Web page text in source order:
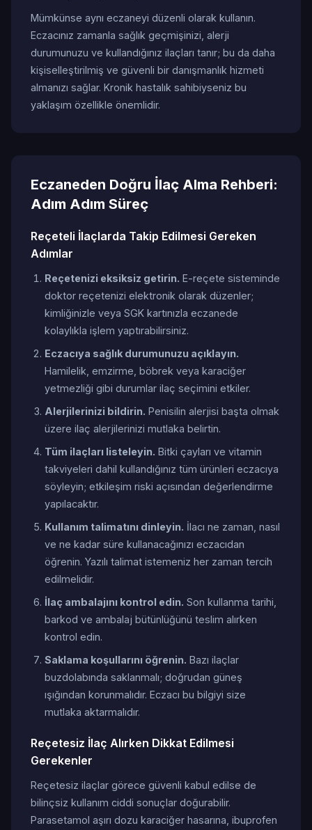
Mümkünse aynı eczaneyi düzenli olarak kullanın.
Eczacınız zamanla sağlık geçmişinizi, alerji
durumunuzu ve kullandığınız ilaçları tanır; bu da daha
kişiselleştirilmiş ve güvenli bir danışmanlık hizmeti
almanızı sağlar. Kronik hastalık sahibiyseniz bu
yaklaşım özellikle önemlidir.
Eczaneden Doğru İlaç Alma Rehberi:
Adım Adım Süreç
Reçeteli İlaçlarda Takip Edilmesi Gereken
Adımlar
Reçetenizi eksiksiz getirin. E-reçete sisteminde
doktor reçetenizi elektronik olarak düzenler;
kimliğinizle veya SGK kartınızla eczanede
kolaylıkla işlem yaptırabilirsiniz.
Eczacıya sağlık durumunuzu açıklayın.
Hamilelik, emzirme, böbrek veya karaciğer
yetmezliği gibi durumlar ilaç seçimini etkiler.
Alerjilerinizi bildirin. Penisilin alerjisi başta olmak
üzere ilaç alerjilerinizi mutlaka belirtin.
Tüm ilaçları listeleyin. Bitki çayları ve vitamin
takviyeleri dahil kullandığınız tüm ürünleri eczacıya
söyleyin; etkileşim riski açısından değerlendirme
yapılacaktır.
Kullanım talimatını dinleyin. İlacı ne zaman, nasıl
ve ne kadar süre kullanacağınızı eczacıdan
öğrenin. Yazılı talimat istemeniz her zaman tercih
edilmelidir.
İlaç ambalajını kontrol edin. Son kullanma tarihi,
barkod ve ambalaj bütünlüğünü teslim alırken
kontrol edin.
Saklama koşullarını öğrenin. Bazı ilaçlar
buzdolabında saklanmalı; doğrudan güneş
ışığından korunmalıdır. Eczacı bu bilgiyi size
mutlaka aktarmalıdır.
Reçetesiz İlaç Alırken Dikkat Edilmesi
Gerekenler
Reçetesiz ilaçlar görece güvenli kabul edilse de
bilinçsiz kullanım ciddi sonuçlar doğurabilir.
Parasetamol aşırı dozu karaciğer hasarına, ibuprofen